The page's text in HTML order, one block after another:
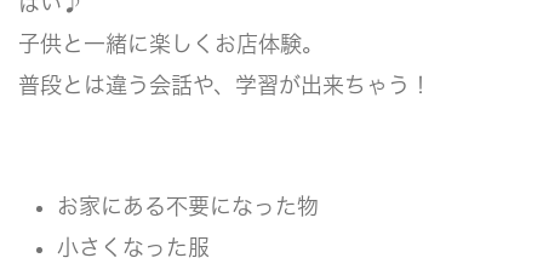
子供と一緒に楽しくお店体験。
普段とは違う会話や、学習が出来ちゃう！
お家にある不要になった物
小さくなった服